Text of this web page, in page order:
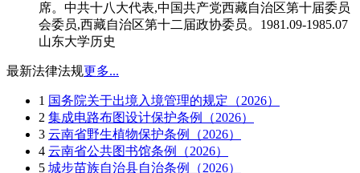
席。中共十八大代表,中国共产党西藏自治区第十届委员
会委员,西藏自治区第十二届政协委员。1981.09-1985.07
山东大学历史
最新法律法规更多...
1 国务院关于出境入境管理的规定（2026）
2 集成电路布图设计保护条例（2026）
3 云南省野生植物保护条例（2026）
4 云南省公共图书馆条例（2026）
5 城步苗族自治县自治条例（2026）